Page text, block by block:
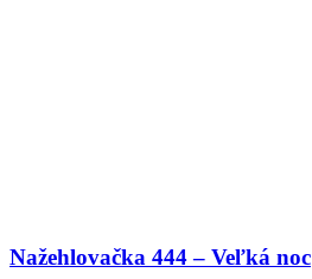
Nažehlovačka 444 – Veľká noc